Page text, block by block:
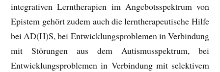
integrativen Lerntherapien im Angebotsspektrum von
Epistem gehört zudem auch die lerntherapeutische Hilfe
bei AD(H)S, bei Entwicklungsproblemen in Verbindung
mit Störungen aus dem Autismusspektrum, bei
Entwicklungsproblemen in Verbindung mit selektivem